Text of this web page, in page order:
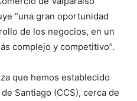
“una gran oportunidad
de los negocios, en un
complejo y competitivo”.
que hemos establecido
Santiago (CCS), cerca de